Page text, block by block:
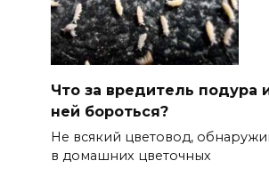
Что за вредитель подура
ней бороться?
Не всякий цветовод,
в домашних цветочных